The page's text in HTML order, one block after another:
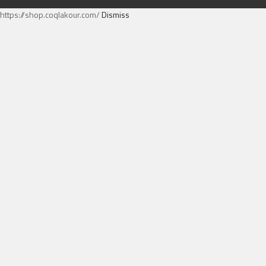
https://shop.coqlakour.com/Dismiss